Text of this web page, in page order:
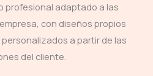
profesional adaptado a las
con diseños propios
a partir de las
del cliente.